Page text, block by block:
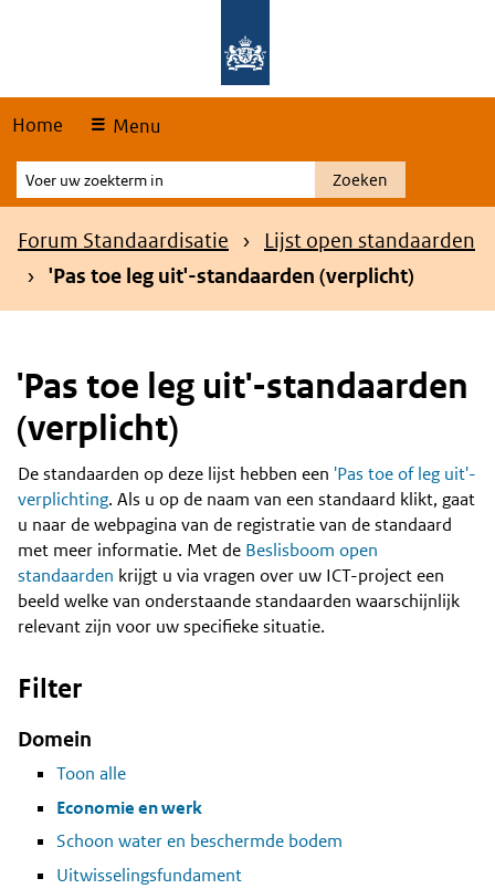
Home Menu
Voer
uw
zoekterm
Zoeken
Kruimelpad
Forum Standaardisatie
Lijst open standaarden
'Pas toe leg uit'-standaarden (verplicht)
'Pas toe leg uit'-standaarden
(verplicht)
Content
De standaarden op deze lijst hebben een 'Pas toe of leg uit'-
verplichting. Als u op de naam van een standaard klikt, gaat
u naar de webpagina van de registratie van de standaard
met meer informatie. Met de Beslisboom open
standaarden krijgt u via vragen over uw ICT-project een
beeld welke van onderstaande standaarden waarschijnlijk
relevant zijn voor uw specifieke situatie.
Filter
Domein
Toon alle
Economie en werk
Schoon water en beschermde bodem
Uitwisselingsfundament